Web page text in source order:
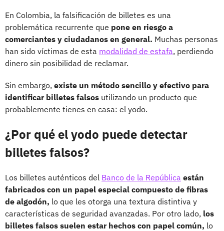
En Colombia, la falsificación de billetes es una
problemática recurrente que pone en riesgo a
comerciantes y ciudadanos en general. Muchas personas
han sido víctimas de esta modalidad de estafa, perdiendo
dinero sin posibilidad de reclamar.
Sin embargo, existe un método sencillo y efectivo para
identificar billetes falsos utilizando un producto que
probablemente tienes en casa: el yodo.
¿Por qué el yodo puede detectar
billetes falsos?
Los billetes auténticos del Banco de la República están
fabricados con un papel especial compuesto de fibras
de algodón, lo que les otorga una textura distintiva y
características de seguridad avanzadas. Por otro lado, los
billetes falsos suelen estar hechos con papel común, lo